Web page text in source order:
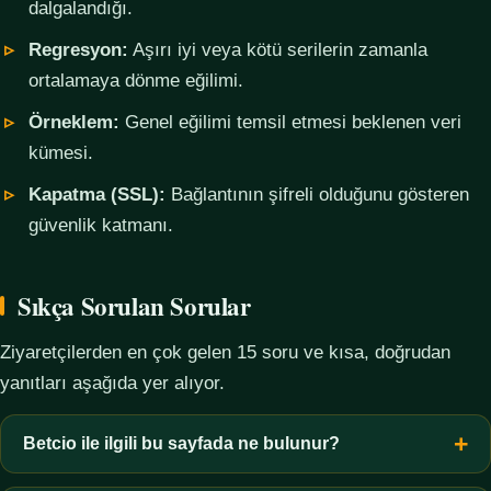
dalgalandığı.
Regresyon: Aşırı iyi veya kötü serilerin zamanla
ortalamaya dönme eğilimi.
Örneklem: Genel eğilimi temsil etmesi beklenen veri
kümesi.
Kapatma (SSL): Bağlantının şifreli olduğunu gösteren
güvenlik katmanı.
Sıkça Sorulan Sorular
Ziyaretçilerden en çok gelen 15 soru ve kısa, doğrudan
yanıtları aşağıda yer alıyor.
Betcio ile ilgili bu sayfada ne bulunur?
Bu sayfada yalnızca kavramsal bilgi, terim açıklamaları, veri